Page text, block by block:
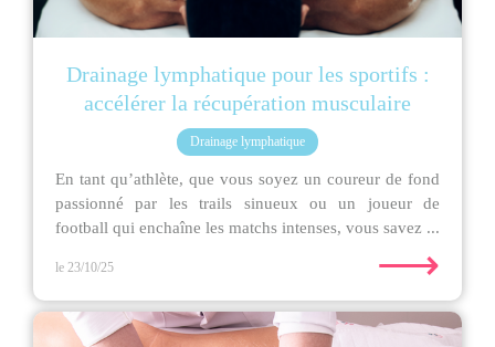
Drainage lymphatique pour les sportifs :
accélérer la récupération musculaire
Drainage lymphatique
En tant qu’athlète, que vous soyez un coureur de fond
passionné par les trails sinueux ou un joueur de
football qui enchaîne les matchs intenses, vous savez ...
le 23/10/25 ⟶